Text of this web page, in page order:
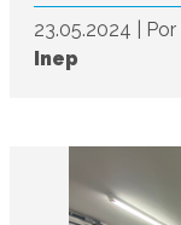
23.05.2024 Por
Inep